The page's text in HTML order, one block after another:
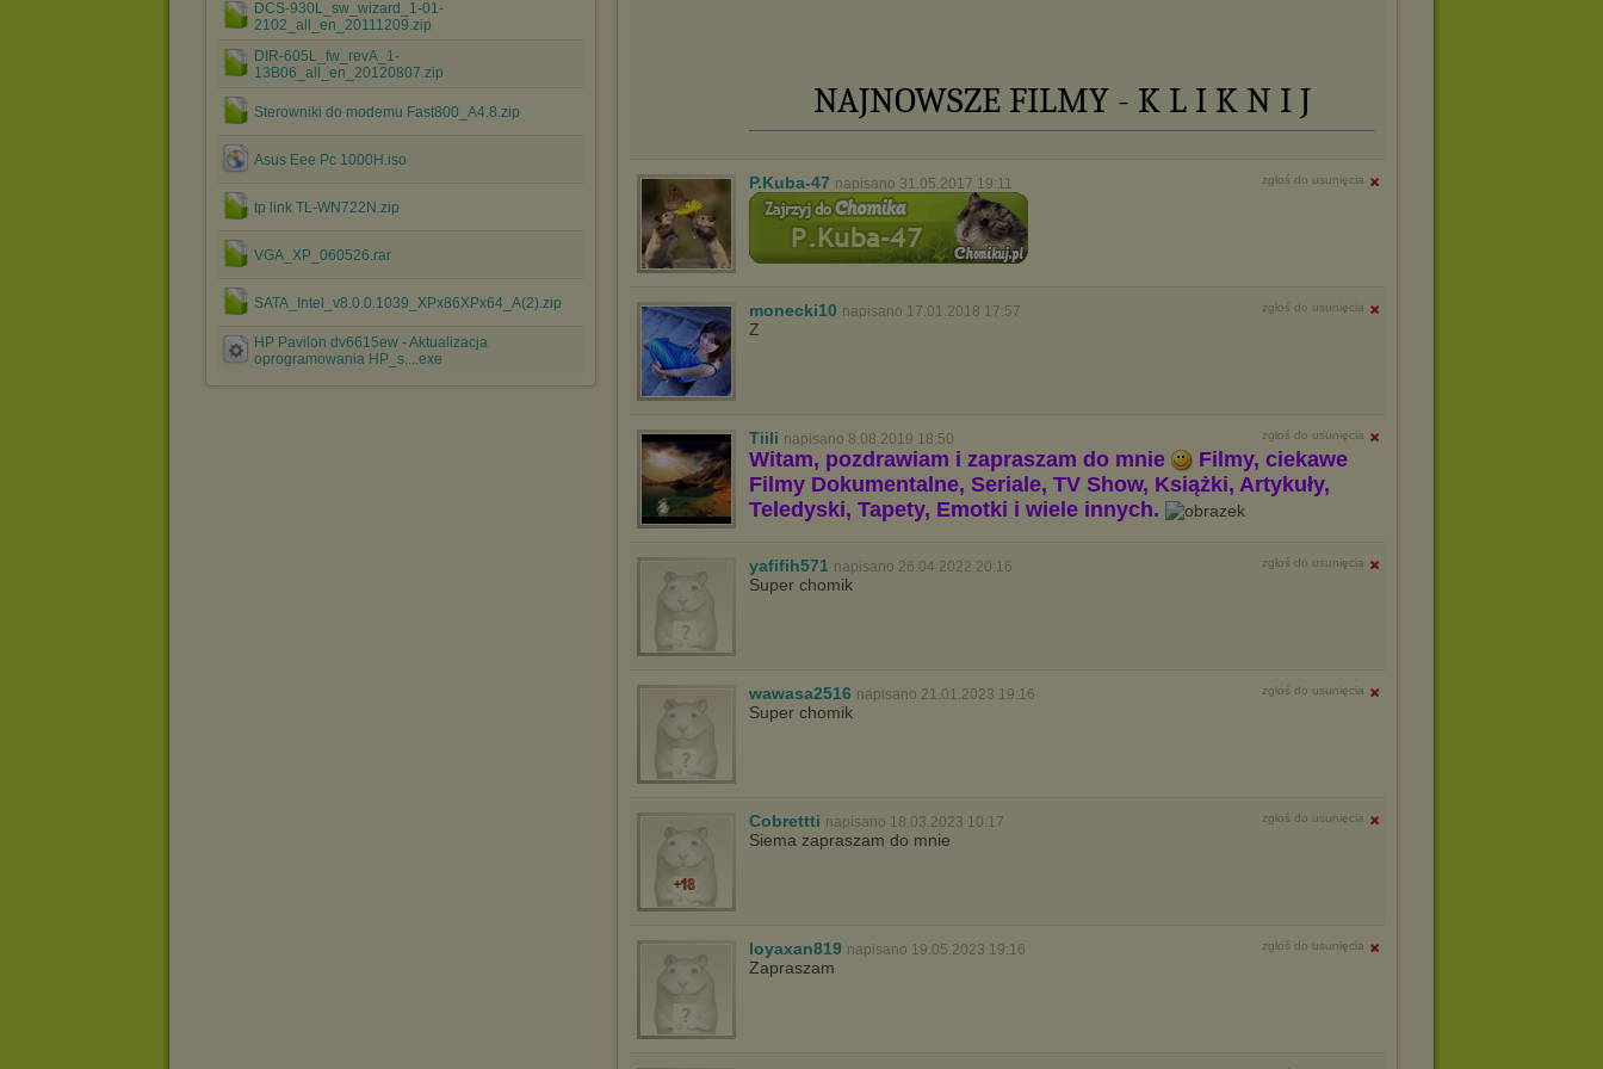
DCS-930L_sw_wizard_1-01-
2102_all_en_20111209.zip
DIR-605L_fw_revA_1-
13B06_all_en_20120807.zip
Sterowniki do modemu Fast800_A4.8.zip
Asus Eee Pc 1000H.iso
tp link TL-WN722N.zip
VGA_XP_060526.rar
SATA_Intel_v8.0.0.1039_XPx86XPx64_A(2).zip
HP Pavilon dv6615ew - Aktualizacja
oprogramowania HP_s....exe
NAJNOWSZE FILMY - K L I K N I J
P.Kuba-47 napisano 31.05.2017 19:11 zgłoś do usunięcia
monecki10 napisano 17.01.2018 17:57 zgłoś do usunięcia
Z
Tiili napisano 8.08.2019 18:50 zgłoś do usunięcia
Witam, pozdrawiam i zapraszam do mnie
Filmy, ciekawe
Filmy Dokumentalne, Seriale, TV Show, Książki, Artykuły,
Teledyski, Tapety, Emotki i wiele innych.
yafifih571 napisano 26.04.2022 20:16 zgłoś do usunięcia
Super chomik
wawasa2516 napisano 21.01.2023 19:16 zgłoś do usunięcia
Super chomik
Cobrettti napisano 18.03.2023 10:17 zgłoś do usunięcia
Siema zapraszam do mnie
loyaxan819 napisano 19.05.2023 19:16 zgłoś do usunięcia
Zapraszam